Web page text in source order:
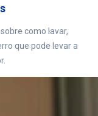
como lavar,
que pode levar a